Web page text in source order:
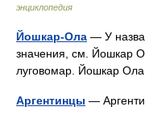
энциклопедия
Йошкар-Ола — У
значения, см. Йошкар
луговомар. Йошкар
Аргентинцы —